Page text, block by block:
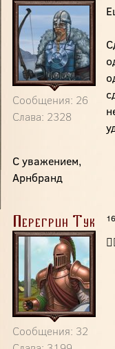
Сообщения: 26
Слава: 2328
С уважением,
Арнбранд
Перегрин Тук
Сообщения: 32